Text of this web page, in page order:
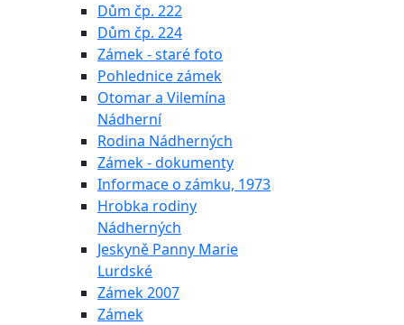
Dům čp. 222
Dům čp. 224
Zámek - staré foto
Pohlednice zámek
Otomar a Vilemína
Nádherní
Rodina Nádherných
Zámek - dokumenty
Informace o zámku, 1973
Hrobka rodiny
Nádherných
Jeskyně Panny Marie
Lurdské
Zámek 2007
Zámek